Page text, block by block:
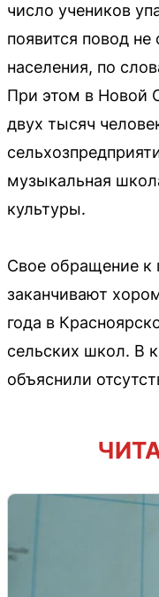
число учеников
появится повод
населения, по
При этом в Новой
двух тысяч
музыкальная
культуры.
Свое обращение к
заканчивают
года в
сельских школ. В
объяснили